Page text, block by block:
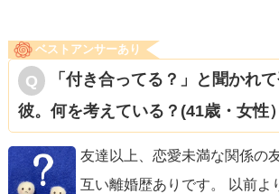
ベストアンサーあり
「付き合ってる？」と聞かれ
彼。何を考えている？(41歳・女性）
友達以上、恋愛未満な関係の
互い離婚歴ありです。 以前よ